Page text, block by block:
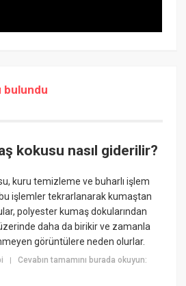
bulundu
kokusu nasıl giderilir?
kuru temizleme ve buharlı işlem
işlemler tekrarlanarak kumaştan
polyester kumaş dokularından
daha da birikir ve zamanla
görüntülere neden olurlar.
|Cevabın tamamını burada okuyun: